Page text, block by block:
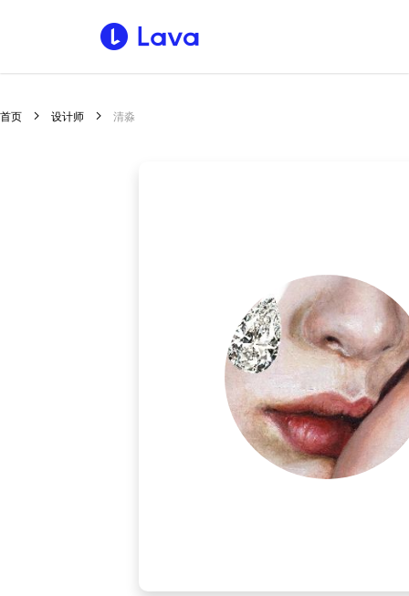
首页 设计师 清淼